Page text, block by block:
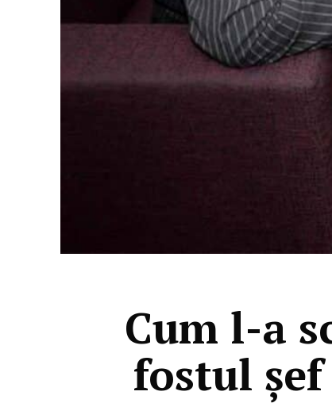
Cum l-a
fostul şef